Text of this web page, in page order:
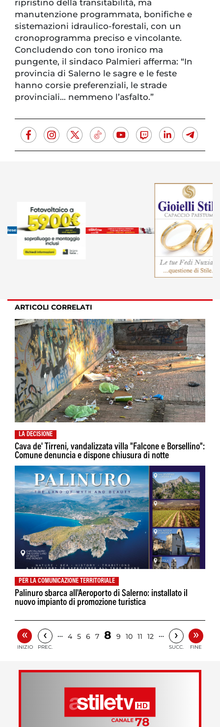
ripristino della transitabilità, ma
manutenzione programmata, bonifiche e
sistemazioni idraulico-forestali, con un
cronoprogramma preciso e vincolante.
Concludendo con tono ironico ma
pungente, il sindaco Palmieri afferma: “In
provincia di Salerno le sagre e le feste
hanno corsie preferenziali, le strade
provinciali… nemmeno l’asfalto.”
ARTICOLI CORRELATI
LA DECISIONE
Cava de' Tirreni, vandalizzata villa "Falcone e Borsellino":
Comune denuncia e dispone chiusura di notte
PER LA COMUNICAZIONE TERRITORIALE
Palinuro sbarca all'Aeroporto di Salerno: installato il
nuovo impianto di promozione turistica
«
INIZIO
‹
PREC.
… 4 5 6 7 8 9 10 11 12 … ›
SUCC.
»
FINE